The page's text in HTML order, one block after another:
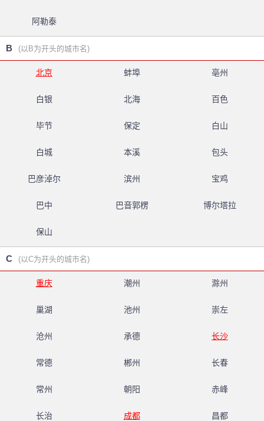
阿勒泰
B (以B为开头的城市名)
北京 蚌埠 亳州
白银 北海 百色
毕节 保定 白山
白城 本溪 包头
巴彦淖尔 滨州 宝鸡
巴中 巴音郭楞 博尔塔拉
保山
C (以C为开头的城市名)
重庆 潮州 滁州
巢湖 池州 崇左
沧州 承德 长沙
常德 郴州 长春
常州 朝阳 赤峰
长治 成都 昌都